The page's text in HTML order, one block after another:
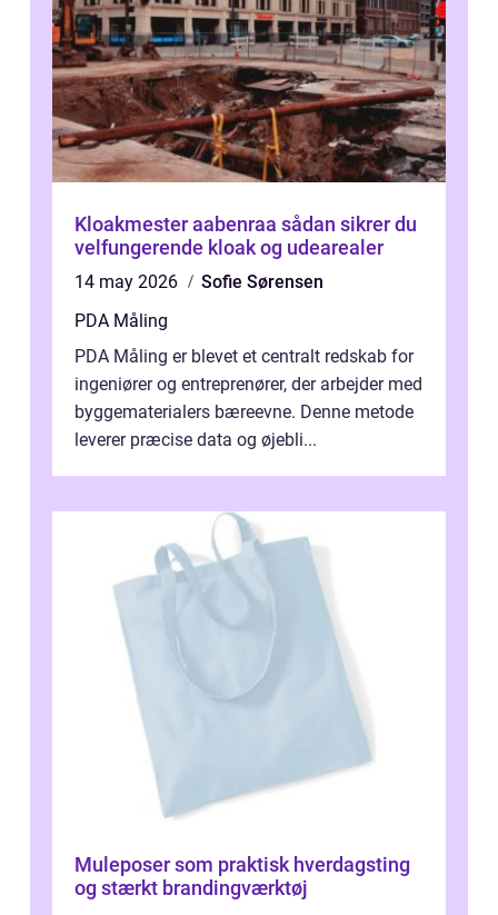
Kloakmester aabenraa sådan sikrer du
velfungerende kloak og udearealer
14 may 2026
Sofie Sørensen
PDA Måling
PDA Måling er blevet et centralt redskab for
ingeniører og entreprenører, der arbejder med
byggematerialers bæreevne. Denne metode
leverer præcise data og øjebli...
Muleposer som praktisk hverdagsting
og stærkt brandingværktøj